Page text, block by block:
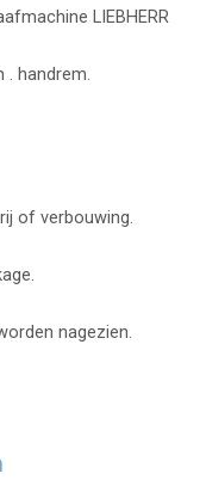
LIEBHERR
handrem.
of verbouwing.
nagezien.